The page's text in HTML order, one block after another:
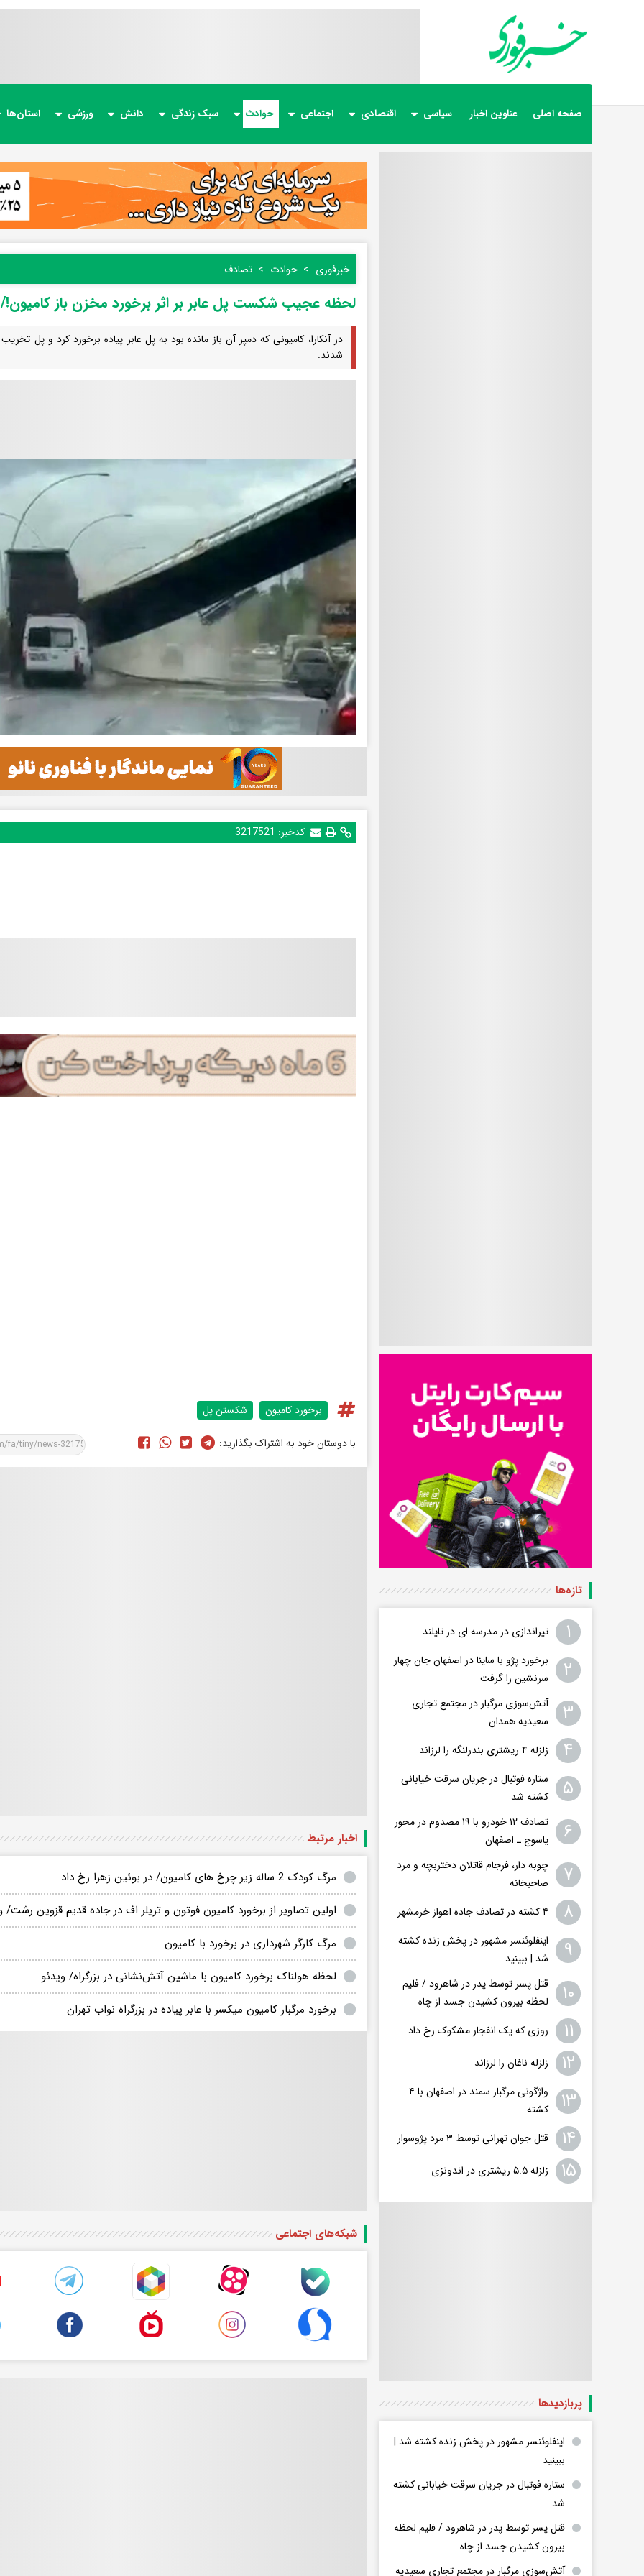
صفحه اصلی عناوین اخبار سیاسی اقتصادی اجتماعی حوادث سبک زندگی دانش ورزشی استان‌ها
خبرفوری حوادث تصادف
لحظه عجیب شکست پل عابر بر اثر برخورد مخزن باز کامیون!/
شدند.
کدخبر: 3217521
برخورد کامیون شکستن پل
با دوستان خود به اشتراک بگذارید:
اخبار مرتبط
مرگ کودک 2 ساله زیر چرخ های کامیون/ در بوئین زهرا رخ داد
اولین تصاویر از برخورد کامیون فوتون و تریلر اف در جاده قدیم قزوین رشت/
مرگ کارگر شهرداری در برخورد با کامیون
لحظه هولناک برخورد کامیون با ماشین آتش‌نشانی در بزرگراه/ ویدئو
برخورد مرگبار کامیون میکسر با عابر پیاده در بزرگراه نواب تهران
شبکه‌های اجتماعی
تازه‌ها
۱ تیراندازی در مدرسه ای در تایلند
۲
برخورد پژو با ساینا در اصفهان جان چهار
سرنشین را گرفت
۳
آتش‌سوزی مرگبار در مجتمع تجاری
سعیدیه همدان
۴ زلزله ۴ ریشتری بندرلنگه را لرزاند
۵
ستاره فوتبال در جریان سرقت خیابانی
کشته شد
۶
تصادف ۱۲ خودرو با ۱۹ مصدوم در محور
یاسوج ـ اصفهان
۷
چوبه دار، فرجام قاتلان دختربچه و مرد
صاحبخانه
۸ ۴ کشته در تصادف جاده اهواز خرمشهر
۹
اینفلوئنسر مشهور در پخش زنده کشته
شد | ببینید
۱۰
قتل پسر توسط پدر در شاهرود / فلیم
لحظه بیرون کشیدن جسد از چاه
۱۱ روزی که یک انفجار مشکوک رخ داد
۱۲ زلزله ناغان را لرزاند
۱۳
واژگونی مرگبار سمند در اصفهان با ۴
کشته
۱۴ قتل جوان تهرانی توسط ۳ مرد پژوسوار
۱۵ زلزله ۵.۵ ریشتری در اندونزی
پربازدید‌ها
اینفلوئنسر مشهور در پخش زنده کشته شد |
ببینید
ستاره فوتبال در جریان سرقت خیابانی کشته
شد
قتل پسر توسط پدر در شاهرود / فلیم لحظه
بیرون کشیدن جسد از چاه
آتش‌سوزی مرگبار در مجتمع تجاری سعیدیه